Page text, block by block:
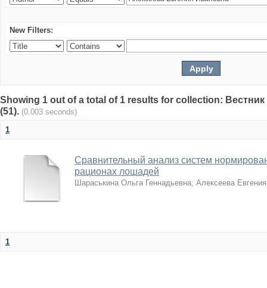
New Filters:
Showing 1 out of a total of 1 results for collection:
(51). (0.003 seconds)
1
Сравнительный анализ систем
рационах лошадей
Шараськина Ольга Геннадьевна; Алексеева
1